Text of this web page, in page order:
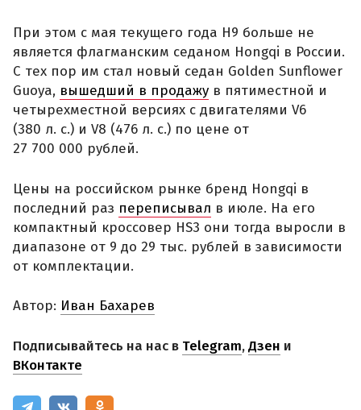
При этом с мая текущего года H9 больше не
является флагманским седаном Hongqi в России.
С тех пор им стал новый седан Golden Sunflower
Guoya, вышедший в продажу в пятиместной и
четырехместной версиях с двигателями V6
(380 л. с.) и V8 (476 л. с.) по цене от
27 700 000 рублей.
Цены на российском рынке бренд Hongqi в
последний раз переписывал в июле. На его
компактный кроссовер HS3 они тогда выросли в
диапазоне от 9 до 29 тыс. рублей в зависимости
от комплектации.
Автор: Иван Бахарев
Подписывайтесь на нас в Telegram,Дзен и
ВКонтакте